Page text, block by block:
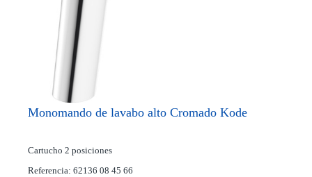
Monomando de lavabo alto Cromado Kode
Cartucho 2 posiciones
Referencia: 62136 08 45 66